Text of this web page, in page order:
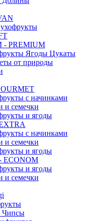
PREMIUM
Ягоды Цукаты
от природы
с начинками
и семечки
и ягоды
с начинками
и семечки
и ягоды
и ягоды
и семечки
Чипсы